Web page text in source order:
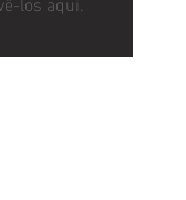
los aqui.